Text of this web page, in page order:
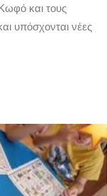
και τους
υπόσχονται νέες